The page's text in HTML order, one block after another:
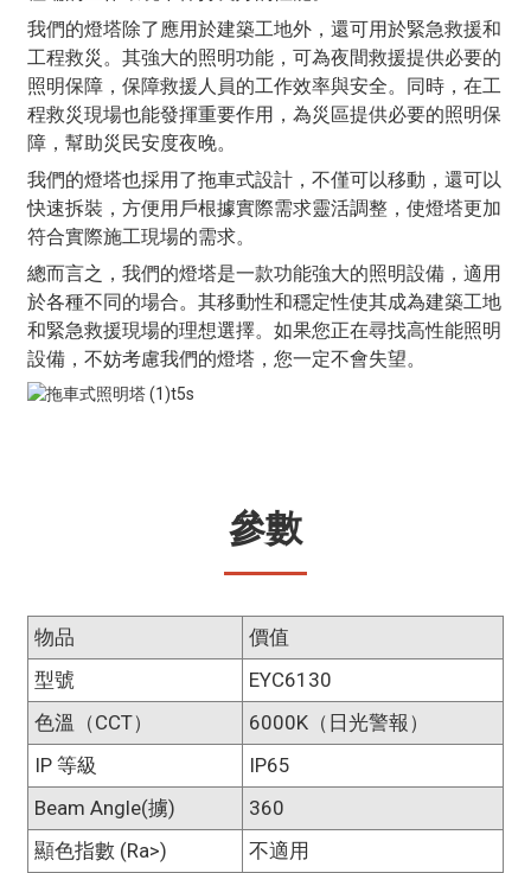
我們的燈塔除了應用於建築工地外，還可用於緊急救援和
工程救災。其強大的照明功能，可為夜間救援提供必要的
照明保障，保障救援人員的工作效率與安全。同時，在工
程救災現場也能發揮重要作用，為災區提供必要的照明保
障，幫助災民安度夜晚。
我們的燈塔也採用了拖車式設計，不僅可以移動，還可以
快速拆裝，方便用戶根據實際需求靈活調整，使燈塔更加
符合實際施工現場的需求。
總而言之，我們的燈塔是一款功能強大的照明設備，適用
於各種不同的場合。其移動性和穩定性使其成為建築工地
和緊急救援現場的理想選擇。如果您正在尋找高性能照明
設備，不妨考慮我們的燈塔，您一定不會失望。
參數
物品
價值
型號
EYC6130
色溫（CCT）
6000K（日光警報）
IP 等級
IP65
Beam Angle(擄)
360
顯色指數 (Ra>)
不適用